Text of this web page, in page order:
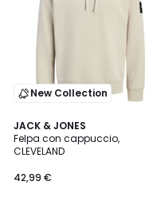
New Collection
JACK & JONES
Felpa con cappuccio,
CLEVELAND
42,99 €
3
Colori